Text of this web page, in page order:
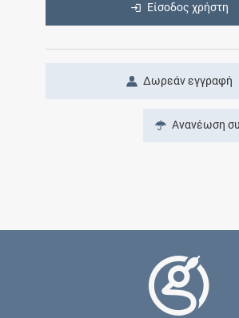
Είσοδος χρήστη
Δωρεάν εγγραφή
Ανανέωση